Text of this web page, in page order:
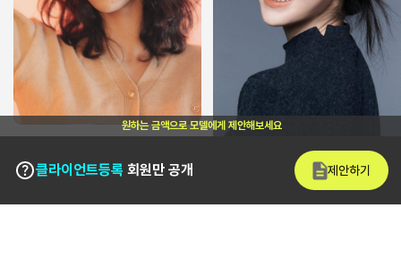
원하는 금액으로 모델에게 제안해보세요
클라이언트등록 회원만 공개 제안하기